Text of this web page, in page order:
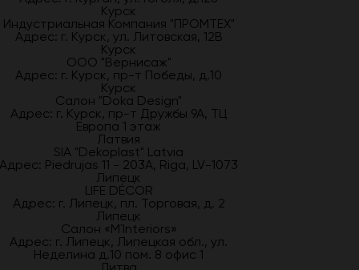
Курск
Индустриальная Компания "ПРОМТЕХ"
Адрес: г. Курск, ул. Литовская, 12В
Курск
ООО "Вернисаж"
Адрес: г. Курск, пр-т Победы, д.10
Курск
Салон "Doka Design"
Адрес: г. Курск, пр-т Дружбы 9А, ТЦ
Европа 1 этаж
Латвия
SIA "Dekoplast" Latvia
Адрес: Piedrujas 11 - 203A, Riga, LV-1073
Липецк
LIFE DÉCOR
Адрес: г. Липецк, пл. Торговая, д. 2
Липецк
Салон «M`Interiors»
Адрес: г. Липецк, Липецкая обл., ул.
Неделина д.10 пом. 8 офис 1